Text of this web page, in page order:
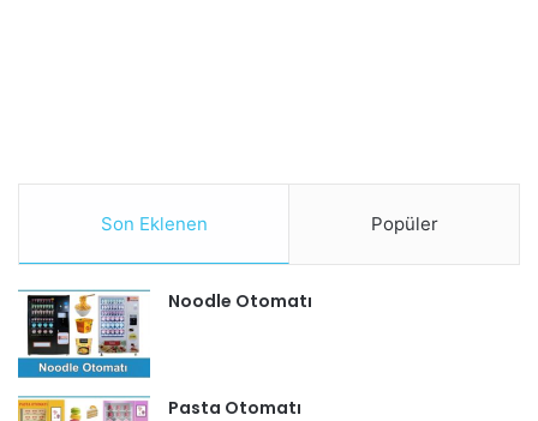
Son Eklenen Popüler
Noodle Otomatı
Pasta Otomatı